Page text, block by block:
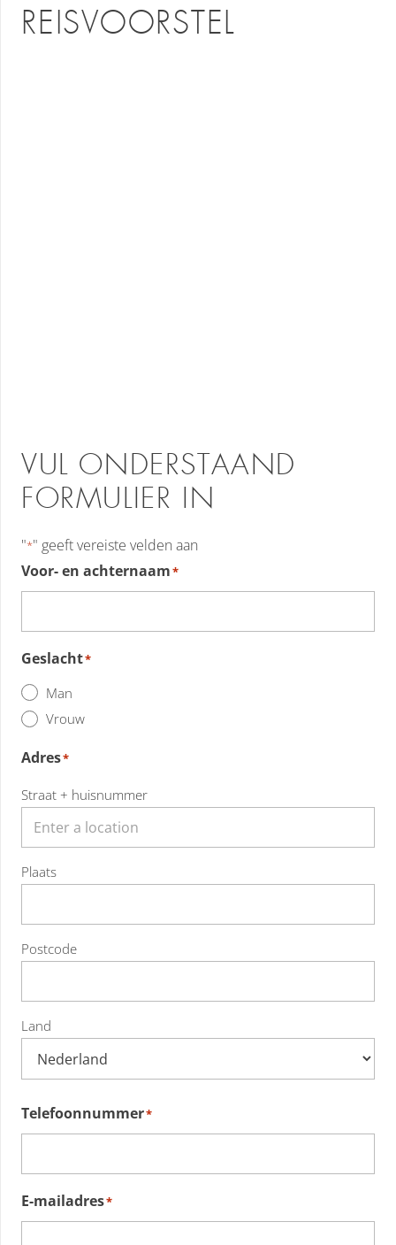
REISVOORSTEL
VUL ONDERSTAAND
FORMULIER IN
"*" geeft vereiste velden aan
Voor- en achternaam*
Geslacht*
Man
Vrouw
Adres*
Straat + huisnummer
Plaats
Postcode
Land
Telefoonnummer*
E-mailadres*